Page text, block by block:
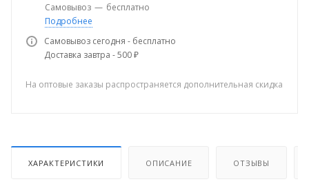
Самовывоз — бесплатно
Подробнее
Самовывоз сегодня - бесплатно
Доставка завтра - 500 ₽
На оптовые заказы распространяется дополнительная скидка
ХАРАКТЕРИСТИКИ ОПИСАНИЕ ОТЗЫВЫ